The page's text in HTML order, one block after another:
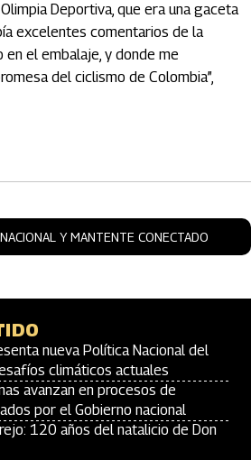
Deportiva, que era una gaceta
excelentes comentarios de la
el embalaje, y donde me
del ciclismo de Colombia”,
Y MANTENTE CONECTADO
nueva Política Nacional del
climáticos actuales
avanzan en procesos de
por el Gobierno nacional
120 años del natalicio de Don